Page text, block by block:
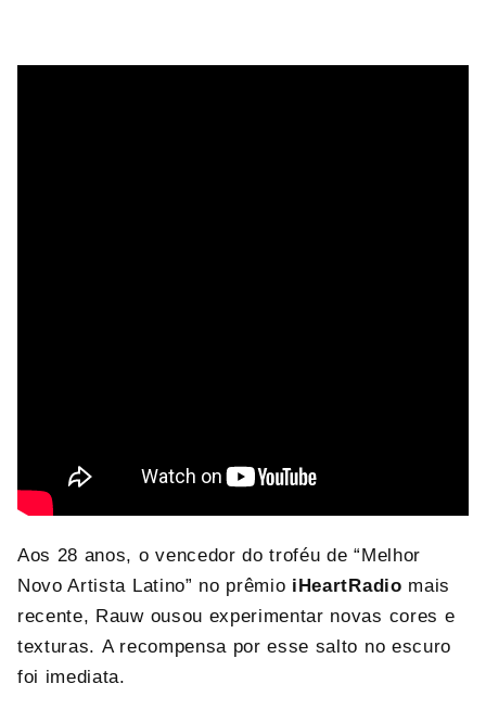
Aos 28 anos, o vencedor do troféu de “Melhor
Novo Artista Latino” no prêmio iHeartRadio mais
recente, Rauw ousou experimentar novas cores e
texturas. A recompensa por esse salto no escuro
foi imediata.